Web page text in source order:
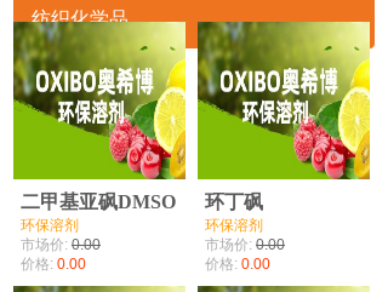
纺织化学品
二甲基亚砜DMSO
环保溶剂
市场价: 0.00
价格: 0.00
环丁砜
环保溶剂
市场价: 0.00
价格: 0.00